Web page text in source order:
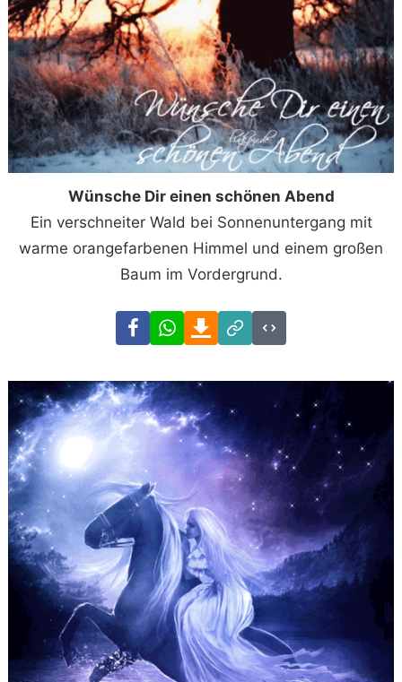
Wünsche Dir einen schönen Abend
Ein verschneiter Wald bei Sonnenuntergang mit
warme orangefarbenen Himmel und einem großen
Baum im Vordergrund.
FacebookWhatsAppDownload
Link
Code